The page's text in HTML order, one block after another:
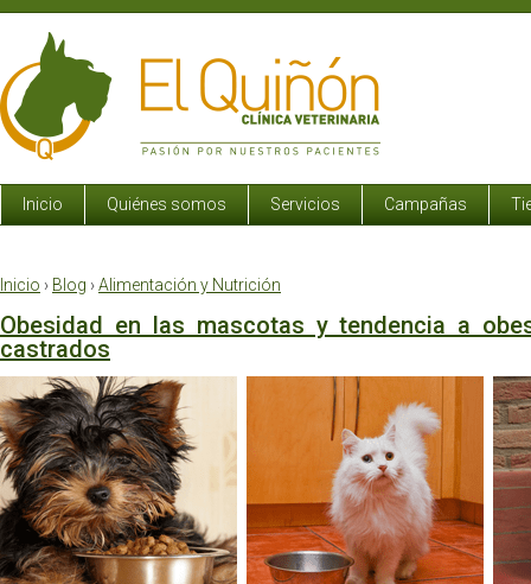
Inicio Quiénes somos Servicios Campañas
Inicio › Blog ›Alimentación y Nutrición
Obesidad en las mascotas y tendencia a
castrados